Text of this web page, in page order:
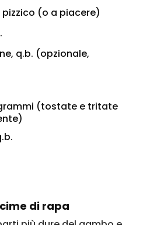
pizzico (o a piacere)
q.b. (opzionale,
(tostate e tritate
di rapa